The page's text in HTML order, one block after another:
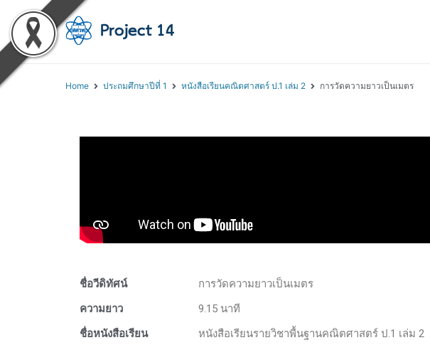
Home ประถมศึกษาปีที่ 1 หนังสือเรียนคณิตศาสตร์ ป.1 เล่ม 2 การวัดความยาวเป็นเมตร
ชื่อวีดิทัศน์
การวัดความยาวเป็นเมตร
ความยาว
9.15 นาที
ชื่อหนังสือเรียน
หนังสือเรียนรายวิชาพื้นฐานคณิตศาสตร์ ป.1 เล่ม 2